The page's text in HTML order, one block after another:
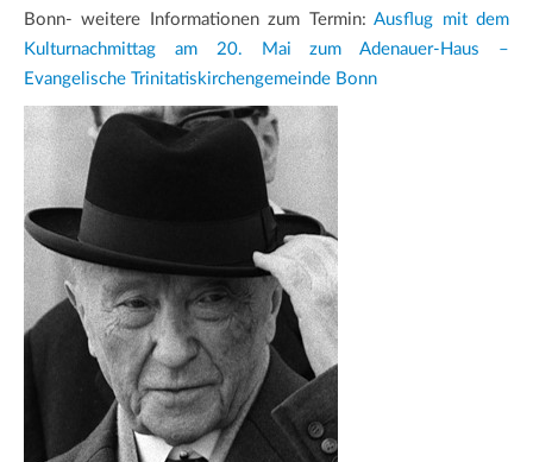
Bonn- weitere Informationen zum Termin:Ausflug mit dem
Kulturnachmittag am 20. Mai zum Adenauer-Haus –
Evangelische Trinitatiskirchengemeinde Bonn